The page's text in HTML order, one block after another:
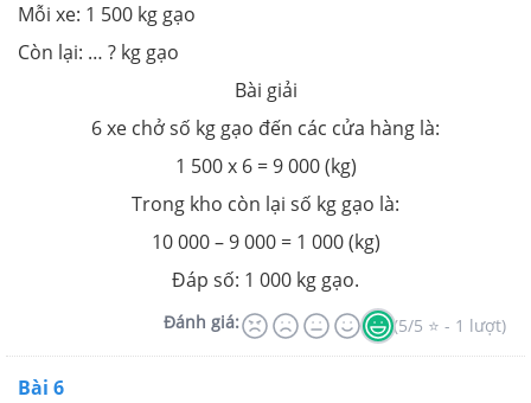
Mỗi xe: 1 500 kg gạo
Còn lại: … ? kg gạo
Bài giải
6 xe chở số kg gạo đến các cửa hàng là:
1 500 x 6 = 9 000 (kg)
Trong kho còn lại số kg gạo là:
10 000 – 9 000 = 1 000 (kg)
Đáp số: 1 000 kg gạo.
Đánh giá: (5/5 ⭐ - 1 lượt)
Bài 6